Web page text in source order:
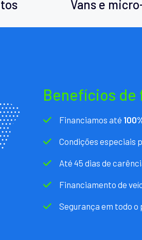
Vans e
Benefícios de
Financiamos até
Condições especiais
Até 45 dias de
Financiamento de
Segurança em todo o